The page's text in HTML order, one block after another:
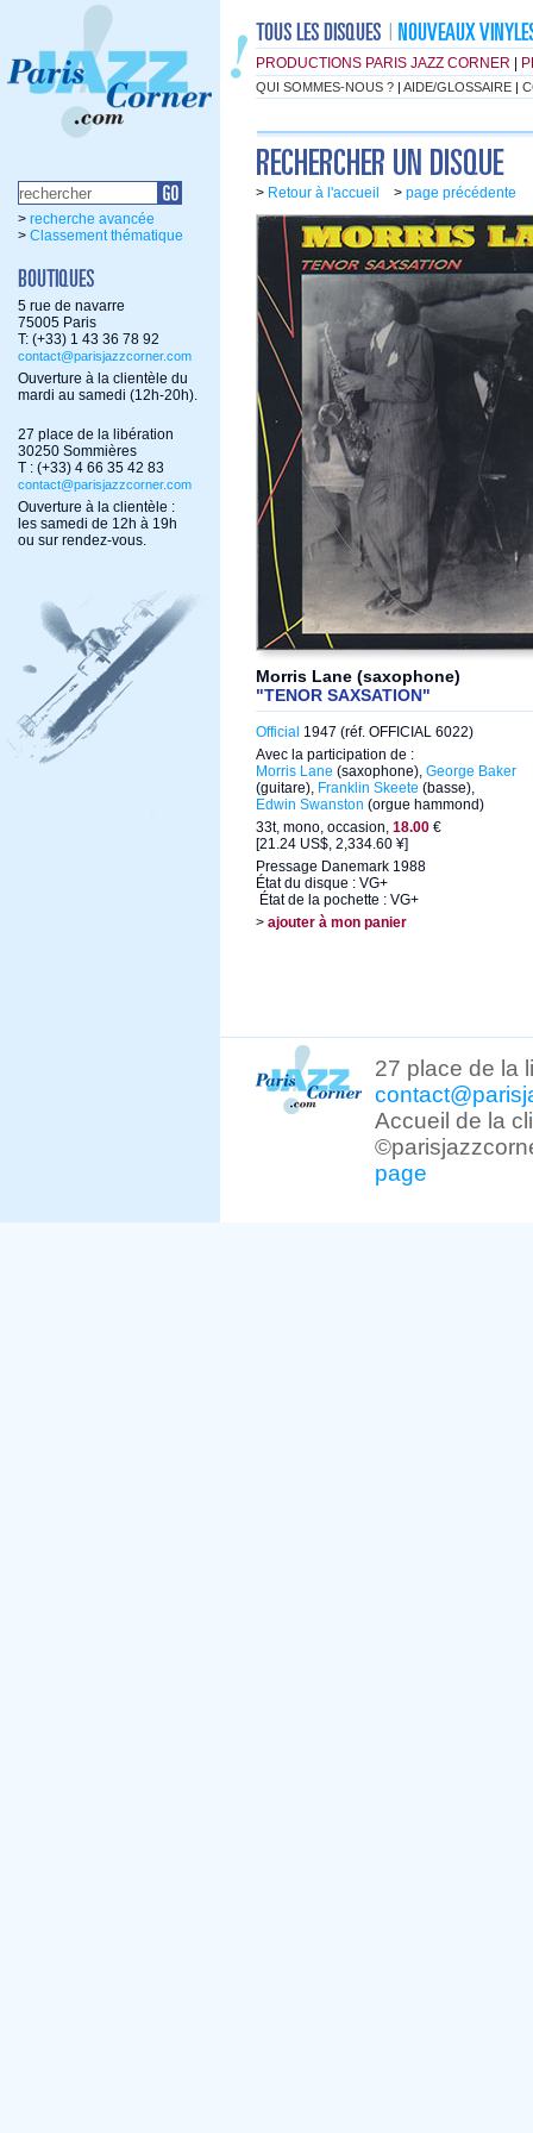
PRODUCTIONS PARIS JAZZ CORNER
QUI SOMMES-NOUS ? | AIDE/GLOSSAIRE |
> recherche avancée
> Classement thématique
5 rue de navarre
75005 Paris
T: (+33) 1 43 36 78 92
contact@parisjazzcorner.com
Ouverture à la clientèle du
mardi au samedi (12h-20h).
27 place de la libération
30250 Sommières
T : (+33) 4 66 35 42 83
contact@parisjazzcorner.com
Ouverture à la clientèle :
les samedi de 12h à 19h
ou sur rendez-vous.
> Retour à l'accueil > page précédente
Morris Lane (saxophone)
"TENOR SAXSATION"
Official 1947 (réf. OFFICIAL 6022)
Avec la participation de :
Morris Lane (saxophone), George Baker
(guitare), Franklin Skeete (basse),
Edwin Swanston (orgue hammond)
33t, mono, occasion, 18.00 €
[21.24 US$, 2,334.60 ¥]
Pressage Danemark 1988
État du disque : VG+
État de la pochette : VG+
> ajouter à mon panier
27 place de la
Accueil de la
page